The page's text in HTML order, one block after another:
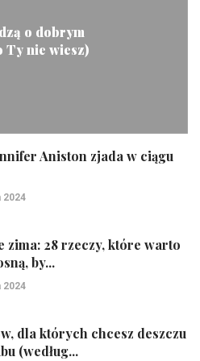
o dobrym
Ty nie wiesz)
Aniston zjada w ciągu
2024
zima: 28 rzeczy, które warto
by...
2024
dla których chcesz deszczu
(według...